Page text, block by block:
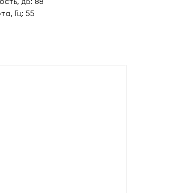
Гц: 55